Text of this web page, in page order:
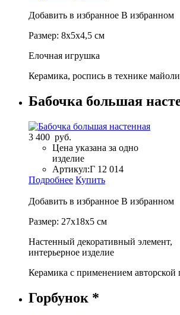
Добавить в избранное В избранном
Размер: 8х5х4,5 см
Елочная игрушка
Керамика, роспись в технике
Бабочка большая
3 400 руб.
Цена указана за одно
изделие
Артикул:Г 12 014
Подробнее Купить
Добавить в избранное В избранном
Размер: 27х18х5 см
Настенный декоративный элемент,
интерьерное изделие
Керамика с применением авторской
Горбунок *